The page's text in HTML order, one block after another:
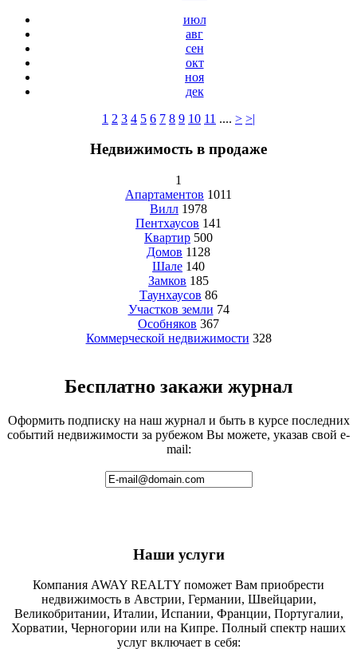
июл
авг
сен
окт
ноя
дек
1 2 3 4 5 6 7 8 9 10 11 .... > >|
Недвижимость в продаже
1
Апартаментов 1011
Вилл 1978
Пентхаусов 141
Квартир 500
Домов 1128
Шале 140
Замков 185
Таунхаусов 86
Участков земли 74
Особняков 367
Коммерческой недвижимости 328
Бесплатно закажи журнал
Оформить подписку на наш журнал и быть в курсе последних
событий недвижимости за рубежом Вы можете, указав свой e-
mail:
Наши услуги
Компания AWAY REALTY поможет Вам приобрести
недвижимость в Австрии, Германии, Швейцарии,
Великобритании, Италии, Испании, Франции, Португалии,
Хорватии, Черногории или на Кипре. Полный спектр наших
услуг включает в себя: